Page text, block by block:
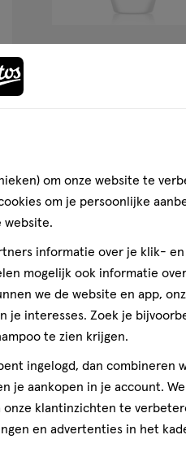
één ,Bijna uitverkocht!Er
1 Toevoegen
aan
verlanglijst
Gratis retour binnen 30
om onze website te
om je persoonlijke
website.
informatie over je klik-
mogelijk ook informatie
we de website en app,
je interesses. Zoek je
te zien krijgen.
ingelogd, dan combineren
je aankopen in je account.
klantinzichten te
en advertenties in het